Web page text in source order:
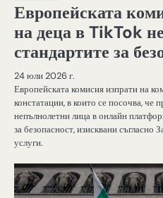
Европейската
на деца в TikTok
стандартите за
24 юли 2026 г.
Европейската комисия изпрати на
констатации, в които се посочва, че
непълнолетни лица в онлайн
за безопасност, изисквани съгласно
услуги.